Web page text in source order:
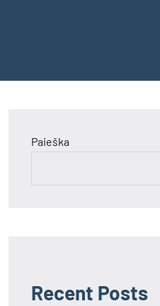
Paieška
Recent Posts